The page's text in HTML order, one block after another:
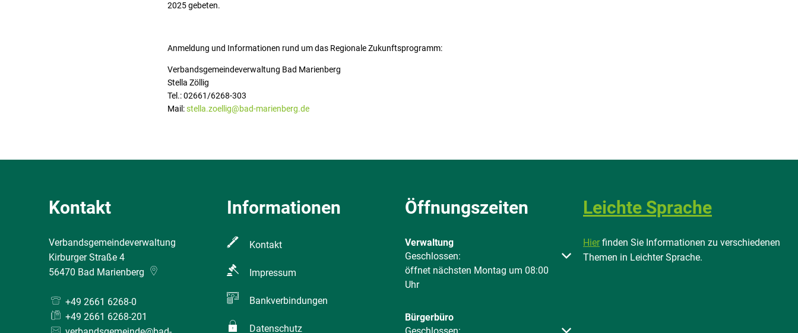
2025 gebeten.
Anmeldung und Informationen rund um das Regionale Zukunftsprogramm:
Verbandsgemeindeverwaltung Bad Marienberg
Stella Zöllig
Tel.: 02661/6268-303
Mail:stella.zoellig@bad-marienberg.de
Kontakt
Verbandsgemeindeverwaltung
Kirburger Straße 4
56470 Bad Marienberg
+49 2661 6268-0
+49 2661 6268-201
Informationen
Kontakt
Impressum
Bankverbindungen
Datenschutz
Öffnungszeiten
Verwaltung
Klicken, um weitere Öffnungs- oder Schließzeiten auszublenden
Geschlossen:
öffnet nächsten Montag um 08:00
Uhr
Bürgerbüro
Leichte Sprache
Hier finden Sie Informationen zu verschiedenen
Themen in Leichter Sprache.